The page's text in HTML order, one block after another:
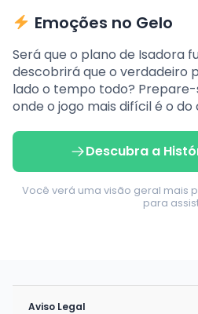
Emoções no Gelo
Será que o plano de Isadora
descobrirá que o verdadeiro
lado o tempo todo?
onde o jogo mais difícil é o do
Descubra a
Você verá uma visão geral mais
para
Aviso Legal